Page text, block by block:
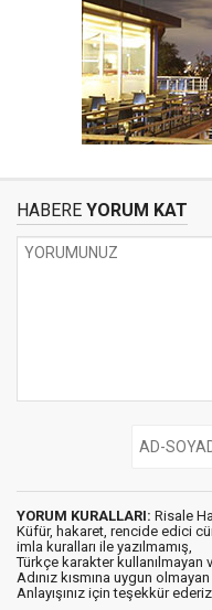
HABERE YORUM KAT
YORUM KURALLARI: Risale
Küfür, hakaret, rencide edici
imla kuralları ile yazılmamış,
Türkçe karakter kullanılmayan
Adınız kısmına uygun
Anlayışınız için teşekkür